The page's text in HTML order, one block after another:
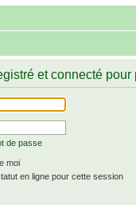
et connecté
de passe
moi
en ligne pour cette session